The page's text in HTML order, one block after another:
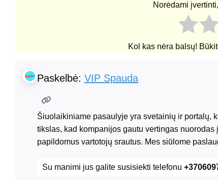
Norėdami
Kol kas nėra balsų!
Paskelbė: VIP Spauda
Šiuolaikiniame pasaulyje yra svetainių ir portalų,
tikslas, kad kompanijos gautu vertingas
papildomus vartotojų srautus. Mes siūlome
Su manimi jus galite susisiekti telefonu